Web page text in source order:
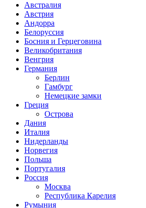
Австралия
Австрия
Андорра
Белоруссия
Босния и Герцеговина
Великобритания
Венгрия
Германия
Берлин
Гамбург
Немецкие замки
Греция
Острова
Дания
Италия
Нидерланды
Норвегия
Польша
Португалия
Россия
Москва
Республика Карелия
Румыния